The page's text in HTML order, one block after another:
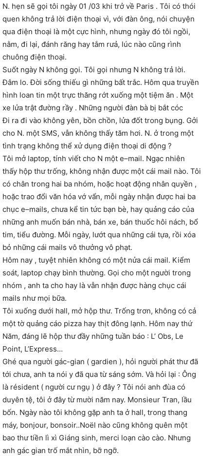
N. hẹn sẽ gọi tôi ngày 01 /03 khi trở về Paris . Tôi có thói
quen không trả lời điện thoại vì, với đàn ông, nói chuyện
qua điện thoại là một cực hình, nhưng ngày đó tôi ngồi,
nằm, đi lại, đánh răng hay tắm rưả, lúc nào cũng rình
chuông điện thoại.
Suốt ngày N không gọi. Tôi gọi nhưng N không trả lời.
Đâm lo. Đời sống thiếu gì những bất trắc. Hôm qua truyền
hình loan tin một trực thăng rớt xuống một tiệm ăn . Một
xe lửa trật đường rầy . Những người đàn bà bị bắt cóc
Đi ra đi vào không yên, bồn chồn, lửa đốt trong bụng. Gởi
cho N. một SMS, vẫn không thấy tăm hơi. N. ở trong một
tình trạng không thể xử dụng điện thoại di động ?
Tôi mở laptop, tính viết cho N một e–mail. Ngạc nhiên
thấy hộp thư trống, không nhận được một cái mail nào. Tôi
có chân trong hai ba nhóm, hoặc hoạt động nhân quyền ,
hoặc trao đổi văn hóa vớ vẩn, mỗi ngày nhận được hai ba
chục e–mails, chưa kể tin tức bạn bè, hay quảng cáo của
những anh muốn bán nhà, bán xe, bán thuốc hôi nách, bổ
tim, tiểu đường. Mỗi ngày, lướt qua những cái tựa, rồi xóa
bỏ những cái mails vô thưởng vô phạt.
Hôm nay , tuyệt nhiên không có một nửa cái mail. Kiểm
soát, laptop chạy bình thường. Gọi cho một người trong
nhóm , anh ta cho hay là vẫn nhận được hàng chục cái
mails như mọi bữa.
Tôi xuống dưới hall, mở hộp thư. Trống trơn, không có cả
một tờ quảng cáo pizza hay thịt đông lạnh. Hôm nay thứ
Năm, đáng lẽ hộp thư đầy những tuần báo : L’ Obs, Le
Point, L’Express…
Ghé qua người gác-gian ( gardien ), hỏi người phát thư đã
tới chưa, anh ta nói y đã qua từ sáng sớm. Và hỏi lại : Ông
là résident ( người cư ngụ ) ở đây ? Tôi nói anh đùa có
duyên tệ, tôi ở đây từ mười năm nay. Monsieur Tran, lầu
bốn. Ngày nào tôi không gặp anh ta ở hall, trong thang
máy, bonjour, bonsoir..Noël nào cũng không quên một
bao thư tiền lì xì Giáng sinh, merci loạn cào cào. Nhưng
anh gác gian trố mắt nhìn, bỡ ngỡ.